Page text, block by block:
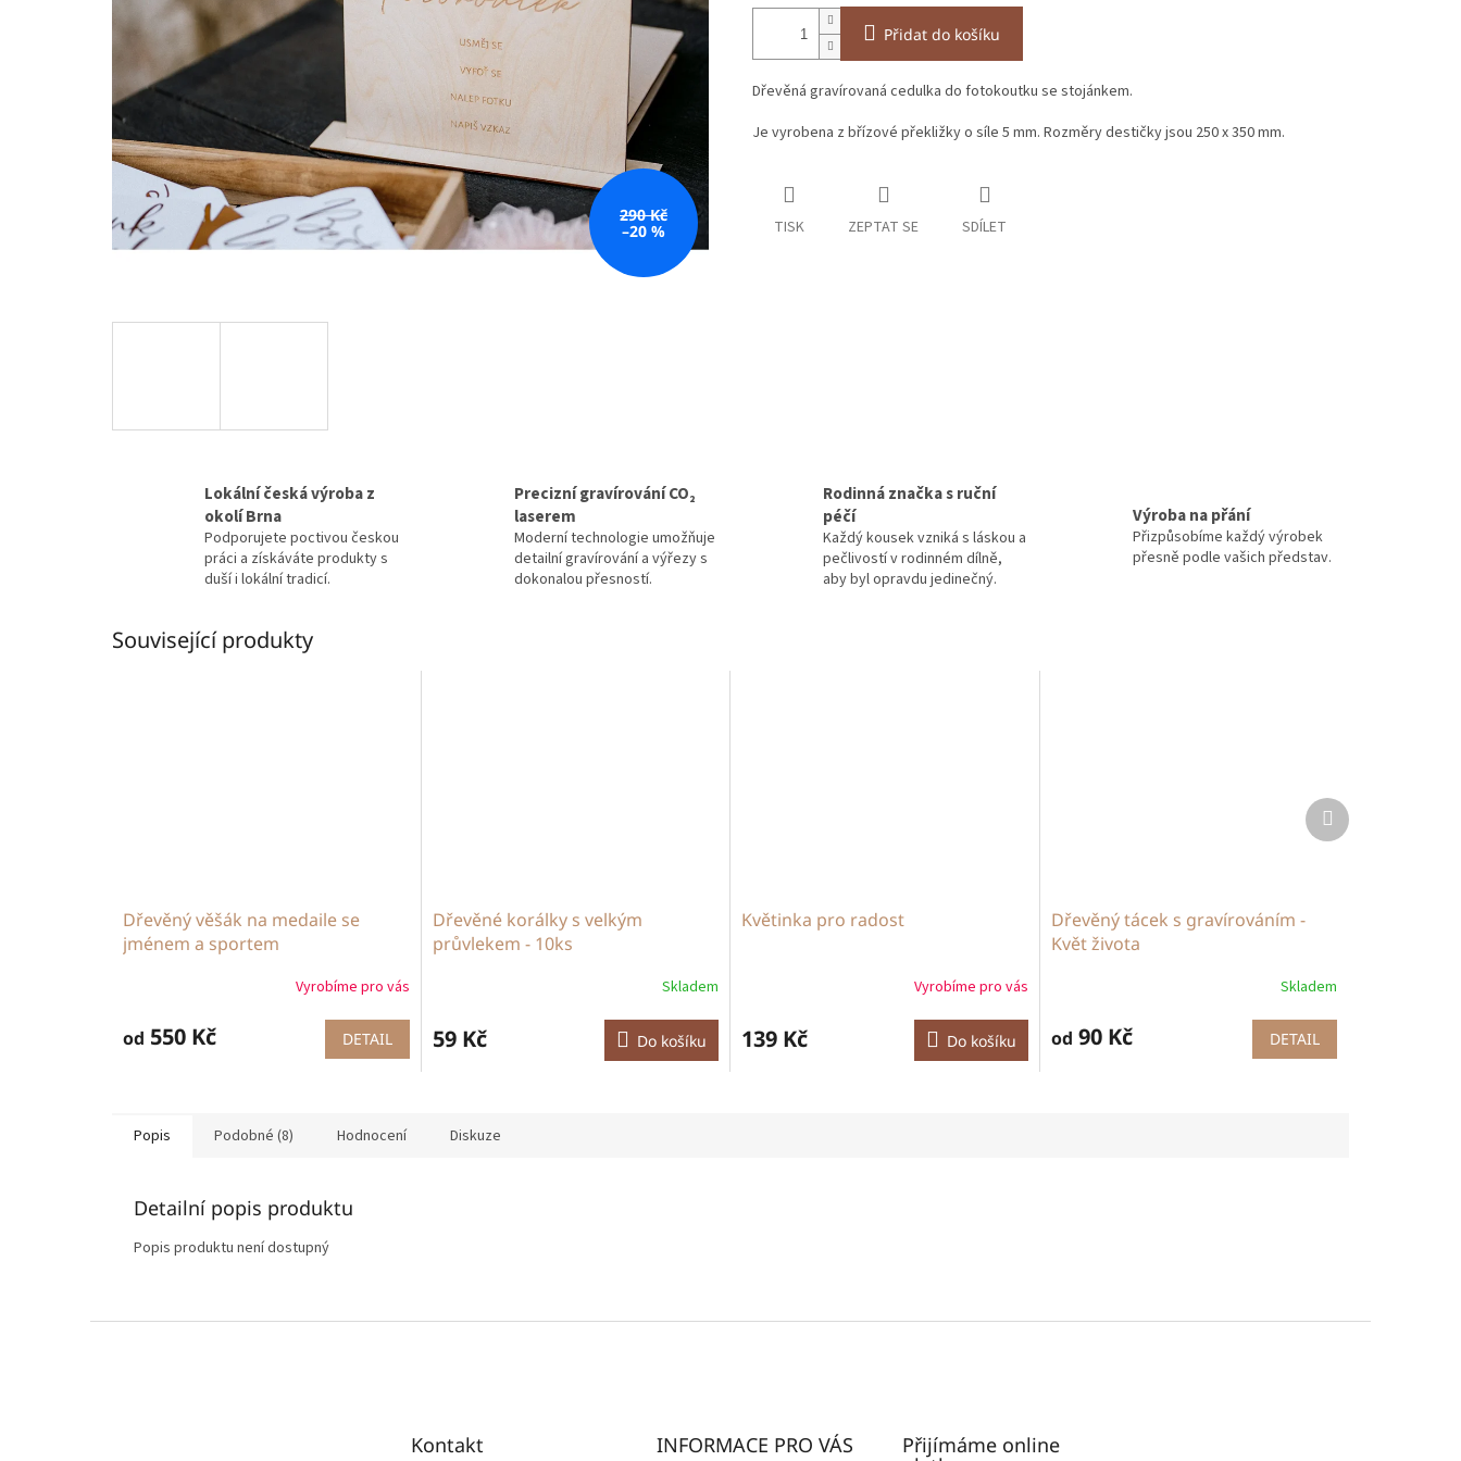
290 Kč
–20 %
Přidat do košíku
Dřevěná gravírovaná cedulka do fotokoutku se stojánkem.
Je vyrobena z břízové překližky o síle 5 mm. Rozměry destičky jsou 250 x 350 mm.
TISK ZEPTAT SE SDÍLET
Lokální česká výroba z
okolí Brna
Podporujete poctivou českou
práci a získáváte produkty s
duší i lokální tradicí.
Precizní gravírování CO₂
laserem
Moderní technologie umožňuje
detailní gravírování a výřezy s
dokonalou přesností.
Rodinná značka s ruční
péčí
Každý kousek vzniká s láskou a
pečlivostí v rodinném dílně,
aby byl opravdu jedinečný.
Výroba na přání
Přizpůsobíme každý výrobek
přesně podle vašich představ.
Související produkty
Dřevěný věšák na medaile se
jménem a sportem
Vyrobíme pro vás
od 550 Kč DETAIL
Dřevěné korálky s velkým
průvlekem - 10ks
Skladem
59 Kč Do košíku
Květinka pro radost
Vyrobíme pro vás
139 Kč Do košíku
Dřevěný tácek s gravírováním -
Květ života
Skladem
od 90 Kč DETAIL
Další
produkt
Popis Podobné (8) Hodnocení Diskuze
Detailní popis produktu
Popis produktu není dostupný
Kontakt INFORMACE PRO VÁS Přijímáme online